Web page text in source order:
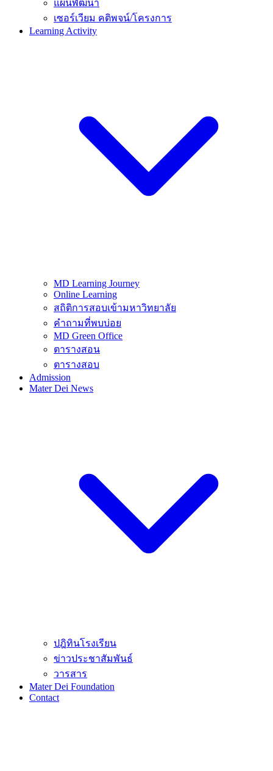
แผนพัฒนา
เซอร์เวียม คติพจน์/โครงการ
Learning Activity
MD Learning Journey
Online Learning
สถิติการสอบเข้ามหาวิทยาลัย
คำถามที่พบบ่อย
MD Green Office
ตารางสอน
ตารางสอบ
Admission
Mater Dei News
ปฎิทินโรงเรียน
ข่าวประชาสัมพันธ์
วารสาร
Mater Dei Foundation
Contact